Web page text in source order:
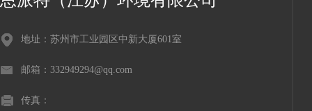
地址：苏州市工业园区中新大厦601室
邮箱：332949294@qq.com
传真：